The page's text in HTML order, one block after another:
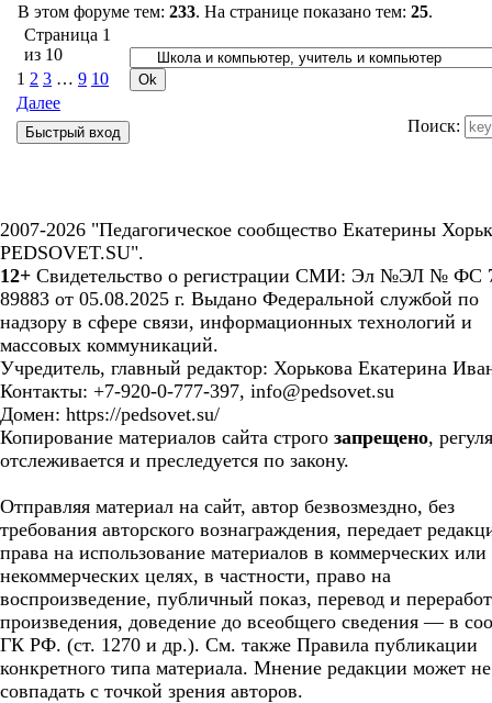
В этом форуме тем: 233. На странице показано тем: 25.
Страница 1
из 10
1 2 3 … 9 10
Далее
Поиск:
2007-2026 "Педагогическое сообщество Екатерины
PEDSOVET.SU".
12+ Свидетельство о регистрации СМИ: Эл №ЭЛ № ФС
89883 от 05.08.2025 г. Выдано Федеральной службой по
надзору в сфере связи, информационных технологий и
массовых коммуникаций.
Учредитель, главный редактор: Хорькова Екатерина
Контакты: +7-920-0-777-397, info@pedsovet.su
Домен: https://pedsovet.su/
Копирование материалов сайта строго запрещено,
отслеживается и преследуется по закону.
Отправляя материал на сайт, автор безвозмездно, без
требования авторского вознаграждения, передает
права на использование материалов в коммерческих или
некоммерческих целях, в частности, право на
воспроизведение, публичный показ, перевод и
произведения, доведение до всеобщего сведения — в
ГК РФ. (ст. 1270 и др.). См. также Правила публикации
конкретного типа материала. Мнение редакции может не
совпадать с точкой зрения авторов.